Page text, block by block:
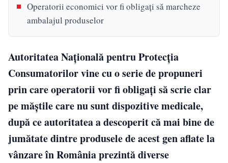
Operatorii economici vor fi obligați să marcheze
ambalajul produselor
Autoritatea Națională pentru Protecția
Consumatorilor vine cu o serie de propuneri
prin care operatorii vor fi obligați să scrie clar
pe măștile care nu sunt dispozitive medicale,
după ce autoritatea a descoperit că mai bine de
jumătate dintre produsele de acest gen aflate la
vânzare în România prezintă diverse